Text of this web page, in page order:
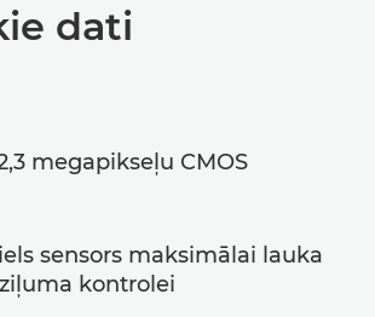
dati
megapikseļu CMOS
sensors maksimālai lauka
kontrolei